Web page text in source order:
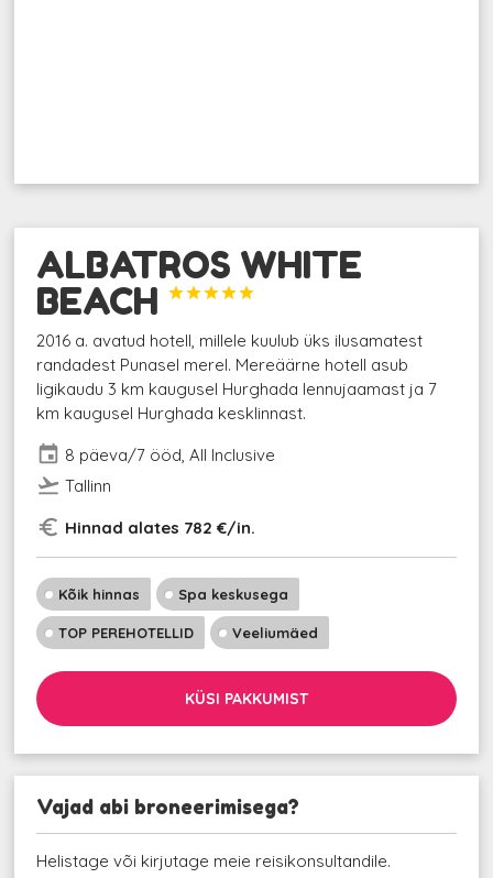
ALBATROS WHITE
BEACH





2016 a. avatud hotell, millele kuulub üks ilusamatest
randadest Punasel merel. Mereäärne hotell asub
ligikaudu 3 km kaugusel Hurghada lennujaamast ja 7
km kaugusel Hurghada kesklinnast.
event 8 päeva/7 ööd, All Inclusive
flight_takeoff Tallinn
euro_symbol Hinnad alates 782 €/in.
Kõik hinnas Spa keskusega
TOP PEREHOTELLID Veeliumäed
KÜSI PAKKUMIST
Vajad abi broneerimisega?
Helistage või kirjutage meie reisikonsultandile.